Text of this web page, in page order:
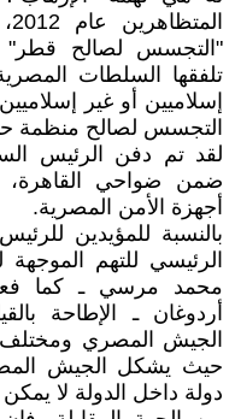
"التجسس لصالح قطر" ـ
تلفقها السلطات
إسلاميين أو غير
التجسس لصالح منظمة
لقد تم دفن الرئيس
ضمن ضواحي
أجهزة الأمن المصرية.
بالنسبة للمؤيدين
الرئيسي للتهم
محمد مرسي ـ كما
أردوغان ـ الإطاحة
الجيش المصري ومختلف
دولة داخل الدولة لا